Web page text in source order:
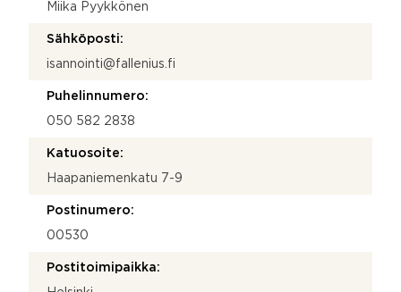
Miika Pyykkönen
Sähköposti:
isannointi@fallenius.fi
Puhelinnumero:
050 582 2838
Katuosoite:
Haapaniemenkatu 7-9
Postinumero:
00530
Postitoimipaikka: